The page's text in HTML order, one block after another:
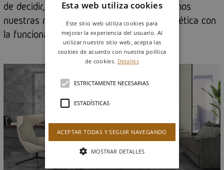
de decidir, es importante que nos planteemos
nuestras necesidades para conjugar la estética con
la funcionalidad.
Esta web utiliza cookies
Este sitio web utiliza cookies para
mejorar la experiencia del usuario. Al
utilizar nuestro sitio web, acepta las
cookies de acuerdo con nuestra política
de cookies. Detalles
ESTRICTAMENTE NECESARIAS
ESTADÍSTICAS
ACEPTAR TODAS Y SEGUIR NAVEGANDO
MOSTRAR DETALLES